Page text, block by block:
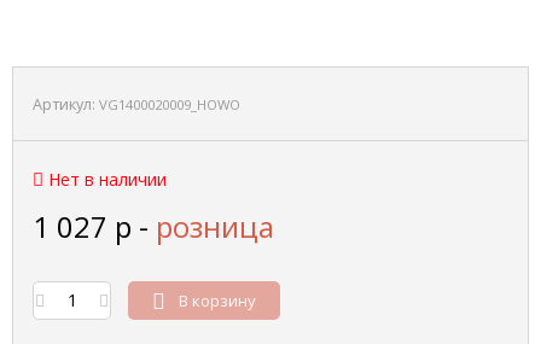
Артикул: VG1400020009_HOWO
Нет в наличии
1 027 р - розница
В корзину